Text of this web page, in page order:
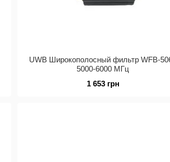
UWB Широкополосный фильтр WFB-
5000-6000 МГц
1 653 грн